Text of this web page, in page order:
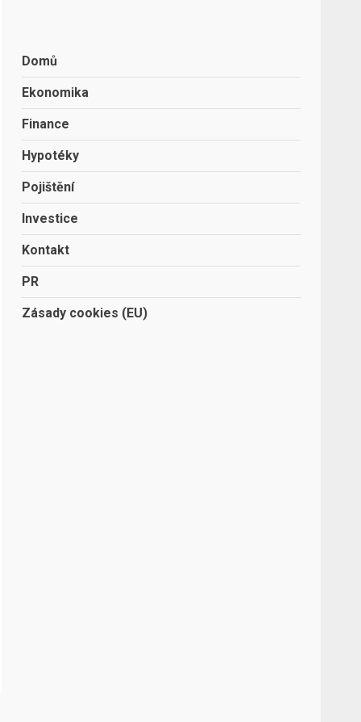
Domů
Ekonomika
Finance
Hypotéky
Pojištění
Investice
Kontakt
PR
Zásady cookies (EU)